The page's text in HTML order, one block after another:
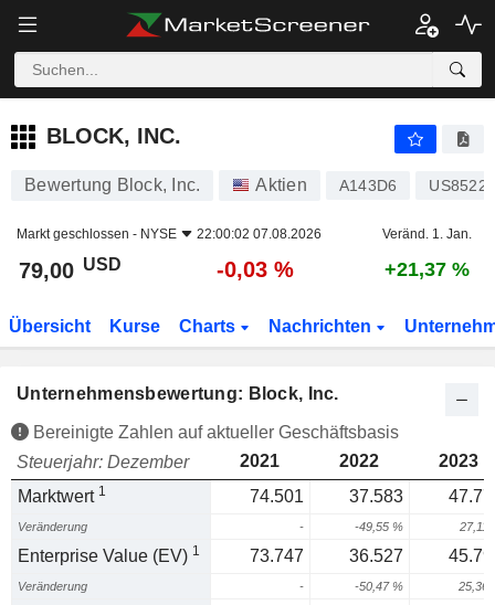
BLOCK, INC.
BLOCK, INC.
Bewertung Block, Inc. Aktien A143D6
Markt geschlossen - NYSE 22:00:02 07.08.2026 Veränd. 1. Jan.
79,00 USD -0,03 % +21,37 %
Übersicht Kurse Charts Nachrichten
Unternehmensbewertung: Block, Inc.
Bereinigte Zahlen auf aktueller Geschäftsbasis
Steuerjahr: Dezember
2021 2022
2023
Marktwert 1 74.501 37.583
Veränderung - -49,55 % 27,11
Enterprise Value (EV) 1 73.747 36.527
Veränderung - -50,47 % 25,36